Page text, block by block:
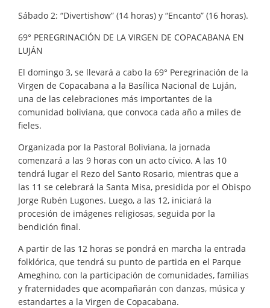
Sábado 2: “Divertishow” (14 horas) y “Encanto” (16 horas).
69° PEREGRINACIÓN DE LA VIRGEN DE COPACABANA EN
LUJÁN
El domingo 3, se llevará a cabo la 69° Peregrinación de la
Virgen de Copacabana a la Basílica Nacional de Luján,
una de las celebraciones más importantes de la
comunidad boliviana, que convoca cada año a miles de
fieles.
Organizada por la Pastoral Boliviana, la jornada
comenzará a las 9 horas con un acto cívico. A las 10
tendrá lugar el Rezo del Santo Rosario, mientras que a
las 11 se celebrará la Santa Misa, presidida por el Obispo
Jorge Rubén Lugones. Luego, a las 12, iniciará la
procesión de imágenes religiosas, seguida por la
bendición final.
A partir de las 12 horas se pondrá en marcha la entrada
folklórica, que tendrá su punto de partida en el Parque
Ameghino, con la participación de comunidades, familias
y fraternidades que acompañarán con danzas, música y
estandartes a la Virgen de Copacabana.